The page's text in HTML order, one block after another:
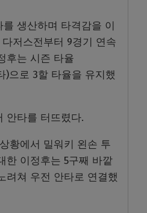
생산하며 타격감을 이
저스전부터 9경기 연속
후는 시즌 타율
)으로 3할 타율을 유지했
안타를 터뜨렸다.
황에서 밀워키 왼손 투
한 이정후는 5구째 바깥
려쳐 우전 안타로 연결했